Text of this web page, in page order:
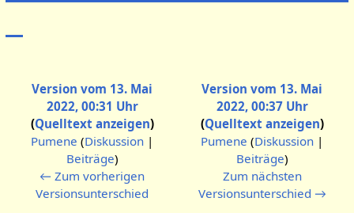
Version vom 13. Mai
2022, 00:31 Uhr
Quelltext anzeigen
Pumene (Diskussion |
Beiträge)
← Zum vorherigen
Versionsunterschied
Version vom 13. Mai
2022, 00:37 Uhr
Quelltext anzeigen
Pumene (Diskussion |
Beiträge)
Zum nächsten
Versionsunterschied →